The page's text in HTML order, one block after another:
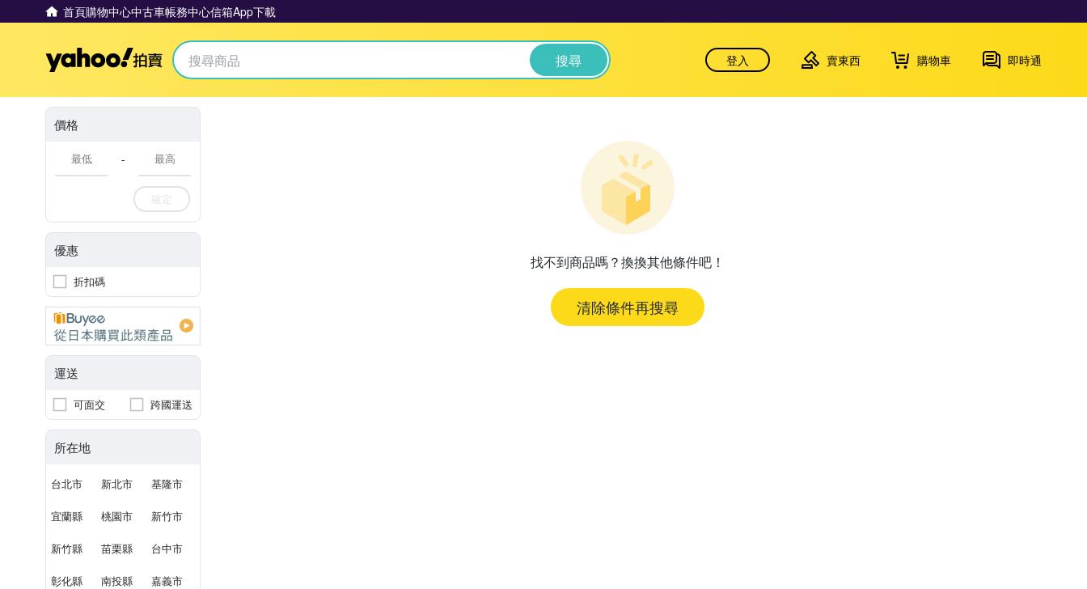
首頁購物中心中古車帳務中心信箱App下載
Yahoo拍賣 搜尋 登入 賣東西 購物車 即時通
價格
-
確定
優惠
折扣碼
運送
可面交 跨國運送
所在地
台北市 新北市 基隆市
宜蘭縣 桃園市 新竹市
新竹縣 苗栗縣 台中市
彰化縣 南投縣 嘉義市
找不到商品嗎？換換其他條件吧！
清除條件再搜尋